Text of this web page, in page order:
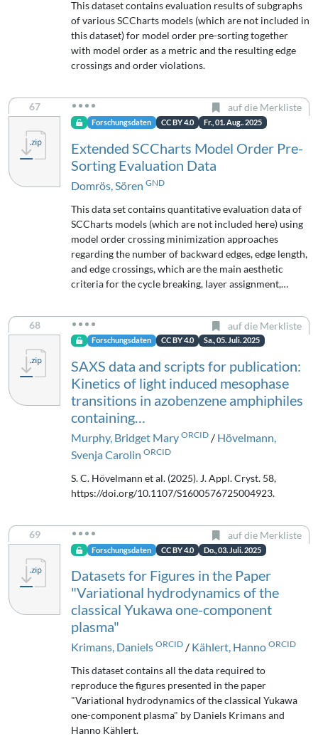
This dataset contains evaluation results of subgraphs
of various SCCharts models (which are not included in
this dataset) for model order pre-sorting together
with model order as a metric and the resulting edge
crossings and order violations.
67 auf die Merkliste
Forschungsdaten CC BY 4.0 Fr., 01. Aug.. 2025
Extended SCCharts Model Order Pre-
Sorting Evaluation Data
Domrös, Sören GND
This data set contains quantitative evaluation data of
SCCharts models (which are not included here) using
model order crossing minimization approaches
regarding the number of backward edges, edge length,
and edge crossings, which are the main aesthetic
criteria for the cycle breaking, layer assignment,…
68 auf die Merkliste
Forschungsdaten CC BY 4.0 Sa., 05. Juli. 2025
SAXS data and scripts for publication:
Kinetics of light induced mesophase
transitions in azobenzene amphiphiles
containing…
Murphy, Bridget Mary ORCID / Hövelmann,
Svenja Carolin ORCID
S. C. Hövelmann et al. (2025). J. Appl. Cryst. 58,
https://doi.org/10.1107/S1600576725004923.
69 auf die Merkliste
Forschungsdaten CC BY 4.0 Do., 03. Juli. 2025
Datasets for Figures in the Paper
"Variational hydrodynamics of the
classical Yukawa one-component
plasma"
Krimans, Daniels ORCID / Kählert, Hanno ORCID
This dataset contains all the data required to
reproduce the figures presented in the paper
"Variational hydrodynamics of the classical Yukawa
one-component plasma" by Daniels Krimans and
Hanno Kählert.